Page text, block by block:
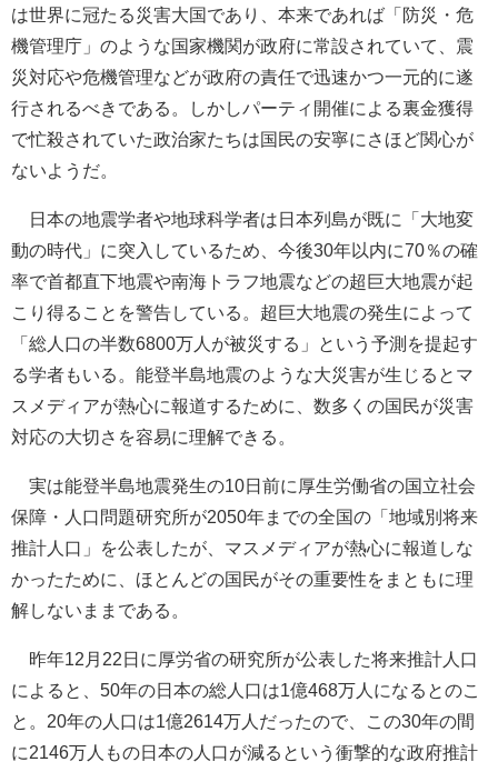
は世界に冠たる災害大国であり、本来であれば「防災・危
機管理庁」のような国家機関が政府に常設されていて、震
災対応や危機管理などが政府の責任で迅速かつ一元的に遂
行されるべきである。しかしパーティ開催による裏金獲得
で忙殺されていた政治家たちは国民の安寧にさほど関心が
ないようだ。
日本の地震学者や地球科学者は日本列島が既に「大地変
動の時代」に突入しているため、今後30年以内に70％の確
率で首都直下地震や南海トラフ地震などの超巨大地震が起
こり得ることを警告している。超巨大地震の発生によって
「総人口の半数6800万人が被災する」という予測を提起す
る学者もいる。能登半島地震のような大災害が生じるとマ
スメディアが熱心に報道するために、数多くの国民が災害
対応の大切さを容易に理解できる。
実は能登半島地震発生の10日前に厚生労働省の国立社会
保障・人口問題研究所が2050年までの全国の「地域別将来
推計人口」を公表したが、マスメディアが熱心に報道しな
かったために、ほとんどの国民がその重要性をまともに理
解しないままである。
昨年12月22日に厚労省の研究所が公表した将来推計人口
によると、50年の日本の総人口は1億468万人になるとのこ
と。20年の人口は1億2614万人だったので、この30年の間
に2146万人もの日本の人口が減るという衝撃的な政府推計